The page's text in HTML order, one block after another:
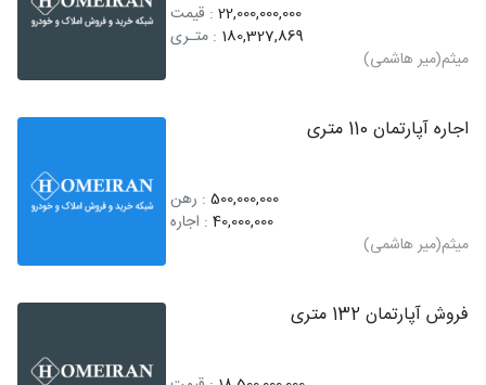
22,000,000,000 : قیمت
180,327,869 : متـری
میثم(میر هاشمی)
اجاره آپارتمان 110 متری
500,000,000 : رهن
40,000,000 : اجاره
میثم(میر هاشمی)
فروش آپارتمان 132 متری